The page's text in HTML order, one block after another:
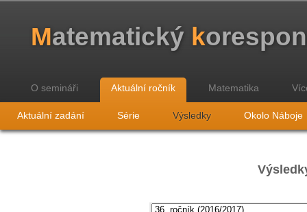
Matematický k
O semináři Aktuální ročník Matematika
Aktuální zadání Série Výsledky Okolo Náboje